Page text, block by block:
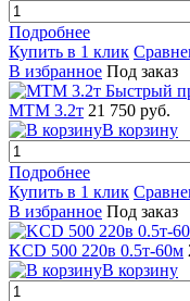
Подробнее
Купить в 1 клик
В избранное Под заказ
Быстрый
МТМ 3.2т 21 750 руб.
В корзину
Подробнее
Купить в 1 клик
В избранное Под заказ
KCD 500 220в 0.5т-60м
В корзину